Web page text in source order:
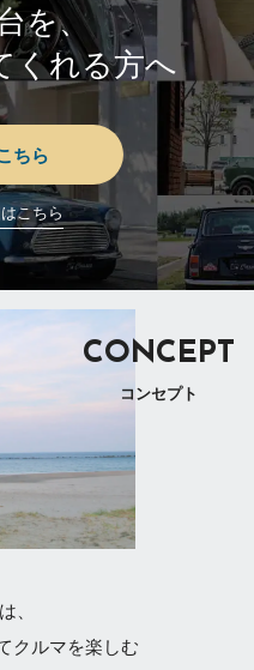
を、
くれる方へ
ちら
こちら
CONCEPT
コンセプト
、
クルマを楽しむ